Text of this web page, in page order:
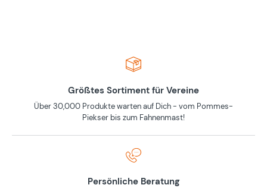
Größtes Sortiment für Vereine
Über 30,000 Produkte warten auf Dich - vom Pommes-
Piekser bis zum Fahnenmast!
Persönliche Beratung